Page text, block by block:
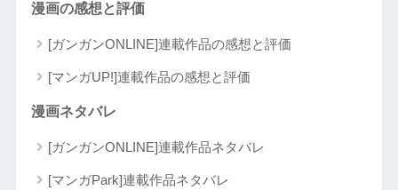
漫画の感想と評価
[ガンガンONLINE]連載作品の感想と評価
[マンガUP!]連載作品の感想と評価
漫画ネタバレ
[ガンガンONLINE]連載作品ネタバレ
[マンガPark]連載作品ネタバレ